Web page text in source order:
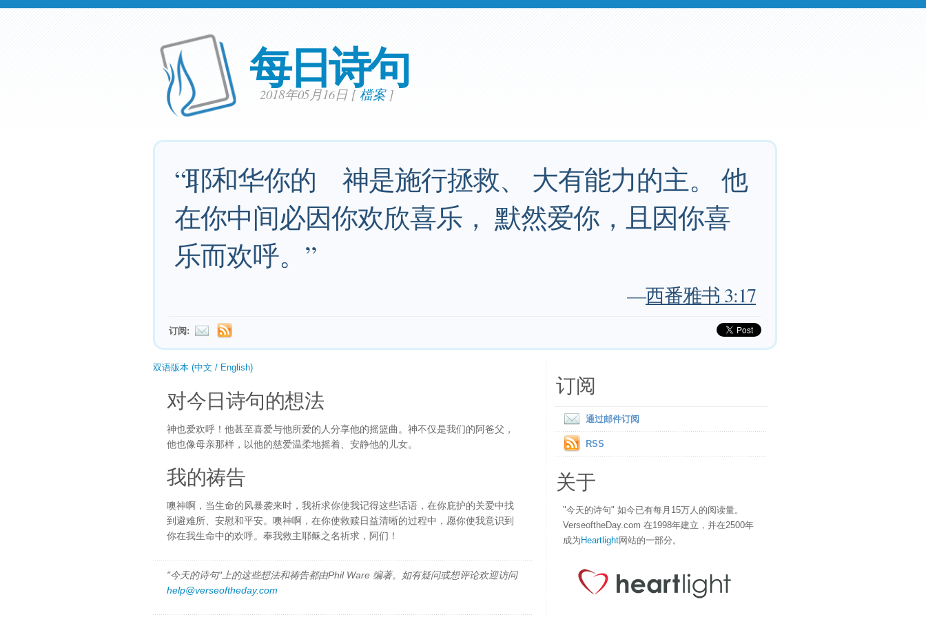
每日诗句
2018年05月16日 [檔案]
“耶和华你的 神是施行拯救、 大有能力的主。 他
在你中间必因你欢欣喜乐， 默然爱你，且因你喜
乐而欢呼。”
—西番雅书 3:17
订阅:
双语版本 (中文 / English)
对今日诗句的想法
神也爱欢呼！他甚至喜爱与他所爱的人分享他的摇篮曲。神不仅是我们的阿爸父，
他也像母亲那样，以他的慈爱温柔地摇着、安静他的儿女。
我的祷告
噢神啊，当生命的风暴袭来时，我祈求你使我记得这些话语，在你庇护的关爱中找
到避难所、安慰和平安。噢神啊，在你使救赎日益清晰的过程中，愿你使我意识到
你在我生命中的欢呼。奉我救主耶稣之名祈求，阿们！
"今天的诗句"上的这些想法和祷告都由Phil Ware 编著。如有疑问或想评论欢迎访问
help@verseoftheday.com
订阅
通过邮件订阅
RSS
关于
"今天的诗句" 如今已有每月15万人的阅读量。
VerseoftheDay.com 在1998年建立，并在2500年
成为 Heartlight网站的一部分。